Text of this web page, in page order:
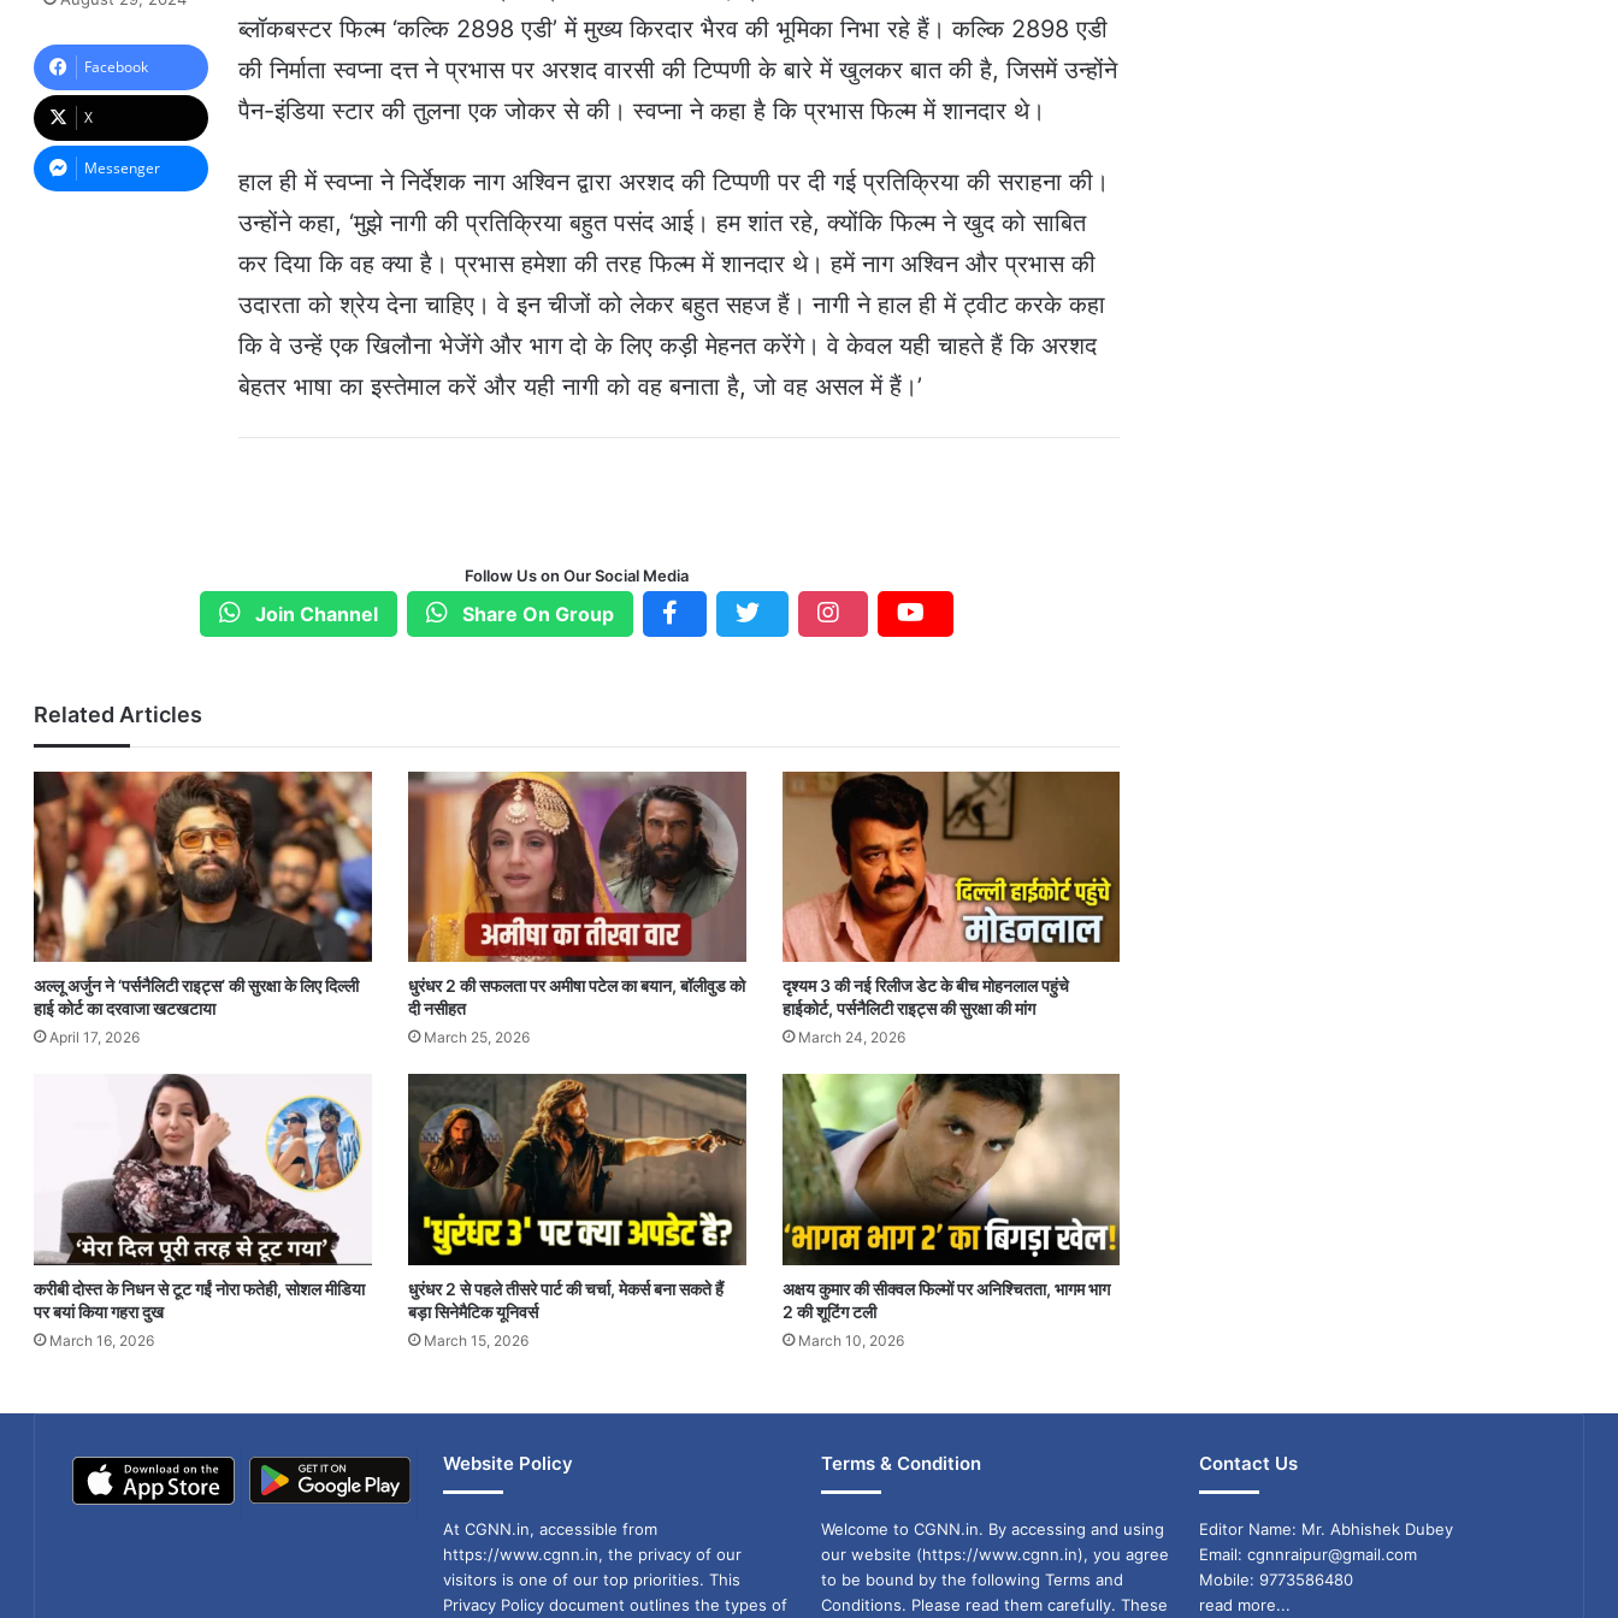
ब्लॉकबस्टर फिल्म ‘कल्कि 2898 एडी’ में मुख्य किरदार भैरव की भूमिका निभा रहे हैं। कल्कि 2898 एडी
की निर्माता स्वप्ना दत्त ने प्रभास पर अरशद वारसी की टिप्पणी के बारे में खुलकर बात की है, जिसमें उन्होंने
पैन-इंडिया स्टार की तुलना एक जोकर से की। स्वप्ना ने कहा है कि प्रभास फिल्म में शानदार थे।
हाल ही में स्वप्ना ने निर्देशक नाग अश्विन द्वारा अरशद की टिप्पणी पर दी गई प्रतिक्रिया की सराहना की।
उन्होंने कहा, ‘मुझे नागी की प्रतिक्रिया बहुत पसंद आई। हम शांत रहे, क्योंकि फिल्म ने खुद को साबित
कर दिया कि वह क्या है। प्रभास हमेशा की तरह फिल्म में शानदार थे। हमें नाग अश्विन और प्रभास की
उदारता को श्रेय देना चाहिए। वे इन चीजों को लेकर बहुत सहज हैं। नागी ने हाल ही में ट्वीट करके कहा
कि वे उन्हें एक खिलौना भेजेंगे और भाग दो के लिए कड़ी मेहनत करेंगे। वे केवल यही चाहते हैं कि अरशद
बेहतर भाषा का इस्तेमाल करें और यही नागी को वह बनाता है, जो वह असल में हैं।’
a
n
e
m
a
i
Facebook
X
Messenger
Follow Us on Our Social Media
Join Channel Share On Group
Related Articles
अल्लू अर्जुन ने ‘पर्सनैलिटी राइट्स’ की सुरक्षा के लिए दिल्ली
हाई कोर्ट का दरवाजा खटखटाया
April 17, 2026
धुरंधर 2 की सफलता पर अमीषा पटेल का बयान, बॉलीवुड को
दी नसीहत
March 25, 2026
दृश्यम 3 की नई रिलीज डेट के बीच मोहनलाल पहुंचे
हाईकोर्ट, पर्सनैलिटी राइट्स की सुरक्षा की मांग
March 24, 2026
करीबी दोस्त के निधन से टूट गईं नोरा फतेही, सोशल मीडिया
पर बयां किया गहरा दुख
March 16, 2026
धुरंधर 2 से पहले तीसरे पार्ट की चर्चा, मेकर्स बना सकते हैं
बड़ा सिनेमैटिक यूनिवर्स
March 15, 2026
अक्षय कुमार की सीक्वल फिल्मों पर अनिश्चितता, भागम भाग
2 की शूटिंग टली
March 10, 2026
Website Policy
At CGNN.in, accessible from
https://www.cgnn.in, the privacy of our
visitors is one of our top priorities. This
Privacy Policy document outlines the types of
Terms & Condition
Welcome to CGNN.in. By accessing and using
our website (https://www.cgnn.in), you agree
to be bound by the following Terms and
Conditions. Please read them carefully. These
Contact Us
Editor Name: Mr. Abhishek Dubey
Email: cgnnraipur@gmail.com
Mobile: 9773586480
read more...